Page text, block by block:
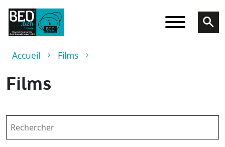
Aller au contenu principal
Fil d'Ariane
Accueil Films
Films